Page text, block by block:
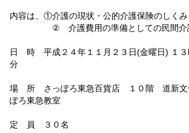
内容は、①介護の現状・公的介護保険のしくみ
② 介護費用の準備としての民間介護
日 時 平成２４年１１月２３日(金曜日) １３
分
場 所 さっぽろ東急百貨店 １０階 道新文
ぽろ東急教室
定 員 ３０名